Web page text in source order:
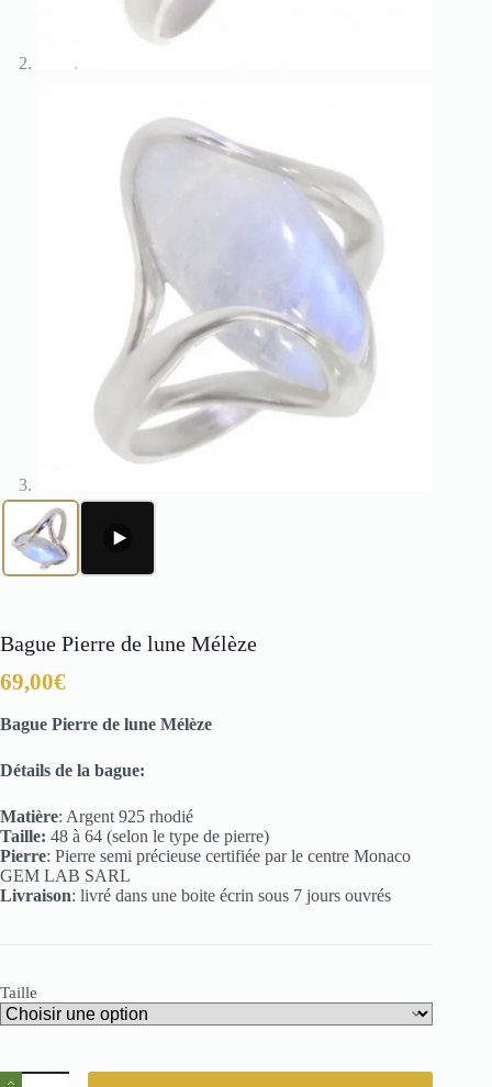
Bague Pierre de lune Mélèze
69,00€
Bague Pierre de lune Mélèze
Détails de la bague:
Matière: Argent 925 rhodié
Taille: 48 à 64 (selon le type de pierre)
Pierre: Pierre semi précieuse certifiée par le centre Monaco
GEM LAB SARL
Livraison: livré dans une boite écrin sous 7 jours ouvrés
Taille
quantité